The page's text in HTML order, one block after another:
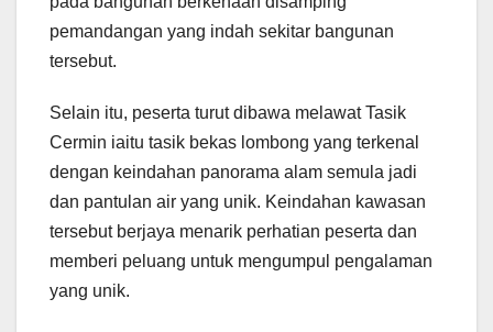
pemandangan yang indah sekitar bangunan
tersebut.
Selain itu, peserta turut dibawa melawat Tasik
Cermin iaitu tasik bekas lombong yang terkenal
dengan keindahan panorama alam semula jadi
dan pantulan air yang unik. Keindahan kawasan
tersebut berjaya menarik perhatian peserta dan
memberi peluang untuk mengumpul pengalaman
yang unik.